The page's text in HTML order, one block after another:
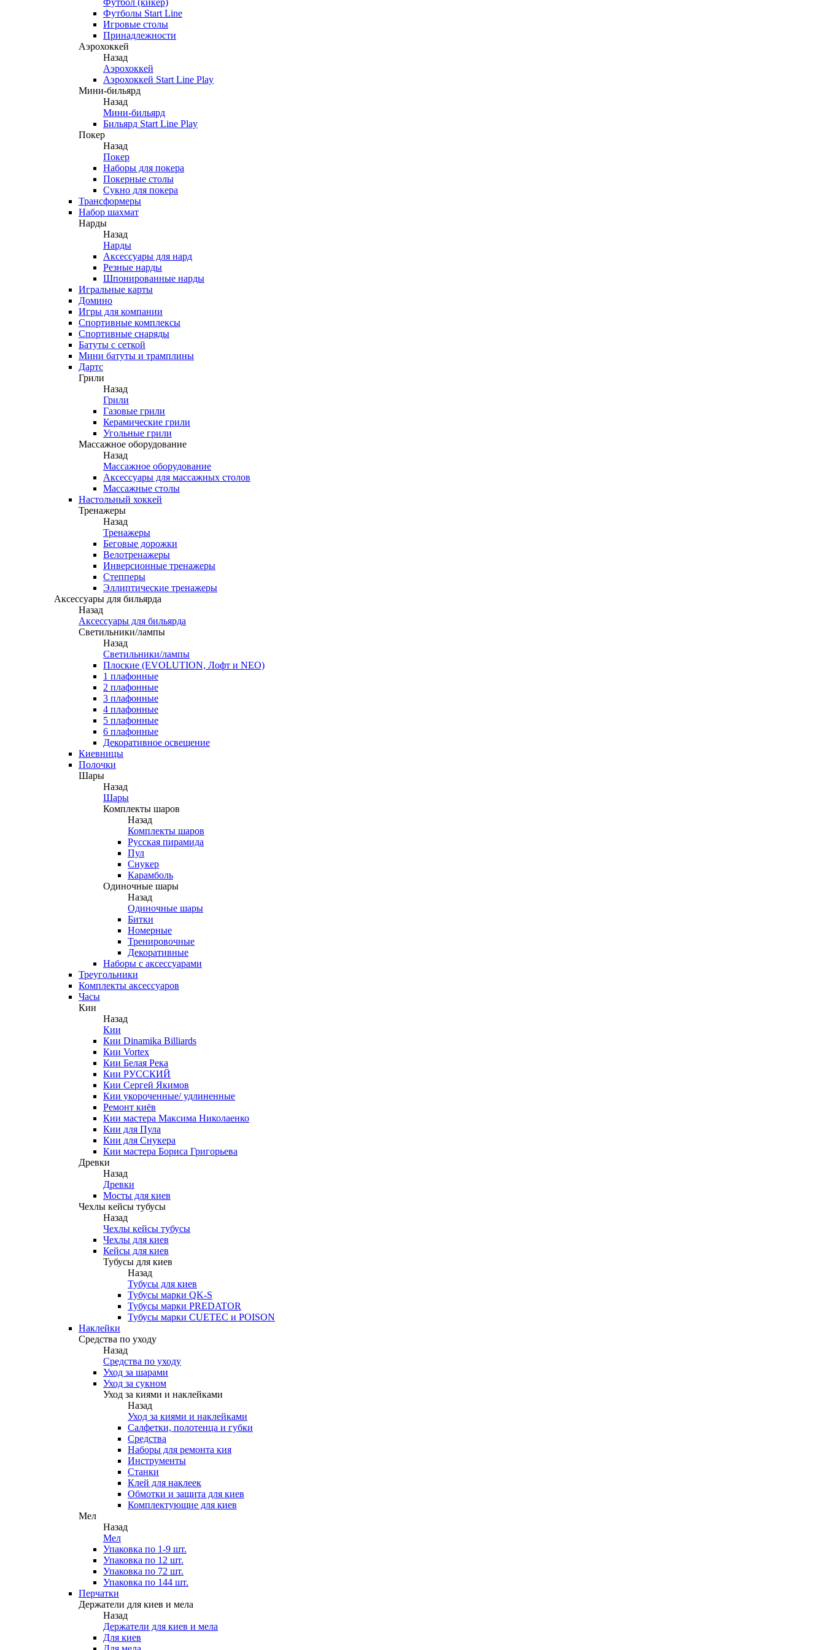
Футбол (кикер)
Футболы Start Line
Игровые столы
Принадлежности
Аэрохоккей
Назад
Аэрохоккей
Аэрохоккей Start Line Play
Мини-бильярд
Назад
Мини-бильярд
Бильярд Start Line Play
Покер
Назад
Покер
Наборы для покера
Покерные столы
Сукно для покера
Трансформеры
Набор шахмат
Нарды
Назад
Нарды
Аксессуары для нард
Резные нарды
Шпонированные нарды
Игральные карты
Домино
Игры для компании
Спортивные комплексы
Спортивные снаряды
Батуты с сеткой
Мини батуты и трамплины
Дартс
Грили
Назад
Грили
Газовые грили
Керамические грили
Угольные грили
Массажное оборудование
Назад
Массажное оборудование
Аксессуары для массажных столов
Массажные столы
Настольный хоккей
Тренажеры
Назад
Тренажеры
Беговые дорожки
Велотренажеры
Инверсионные тренажеры
Степперы
Эллиптические тренажеры
Аксессуары для бильярда
Назад
Аксессуары для бильярда
Светильники/лампы
Назад
Светильники/лампы
Плоские (EVOLUTION, Лофт и NEO)
1 плафонные
2 плафонные
3 плафонные
4 плафонные
5 плафонные
6 плафонные
Декоративное освещение
Киевницы
Полочки
Шары
Назад
Шары
Комплекты шаров
Назад
Комплекты шаров
Русская пирамида
Пул
Снукер
Карамболь
Одиночные шары
Назад
Одиночные шары
Битки
Номерные
Тренировочные
Декоративные
Наборы с аксессуарами
Треугольники
Комплекты аксессуаров
Часы
Кии
Назад
Кии
Кии Dinamika Billiards
Кии Vortex
Кии Белая Река
Кии РУССКИЙ
Кии Сергей Якимов
Кии укороченные/ удлиненные
Ремонт киёв
Кии мастера Максима Николаенко
Кии для Пула
Кии для Снукера
Кии мастера Бориса Григорьева
Древки
Назад
Древки
Мосты для киев
Чехлы кейсы тубусы
Назад
Чехлы кейсы тубусы
Чехлы для киев
Кейсы для киев
Тубусы для киев
Назад
Тубусы для киев
Тубусы марки QK-S
Тубусы марки PREDATOR
Тубусы марки CUETEC и POISON
Наклейки
Средства по уходу
Назад
Средства по уходу
Уход за шарами
Уход за сукном
Уход за киями и наклейками
Назад
Уход за киями и наклейками
Салфетки, полотенца и губки
Средства
Наборы для ремонта кия
Инструменты
Станки
Клей для наклеек
Обмотки и защита для киев
Комплектующие для киев
Мел
Назад
Мел
Упаковка по 1-9 шт.
Упаковка по 12 шт.
Упаковка по 72 шт.
Упаковка по 144 шт.
Перчатки
Держатели для киев и мела
Назад
Держатели для киев и мела
Для киев